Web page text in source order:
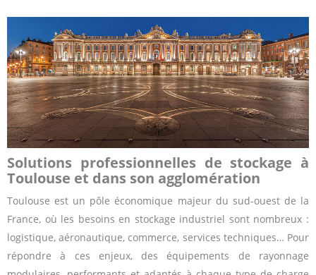
Solutions professionnelles de stockage à
Toulouse et dans son agglomération
Toulouse est un pôle économique majeur du sud-ouest de la
France, où les besoins en stockage industriel sont nombreux :
logistique, aéronautique, commerce, services techniques… Pour
répondre à ces enjeux, des équipements de rayonnage